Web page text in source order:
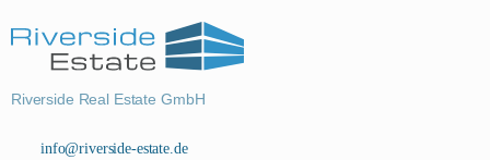
Riverside Real Estate GmbH
info@riverside-estate.de